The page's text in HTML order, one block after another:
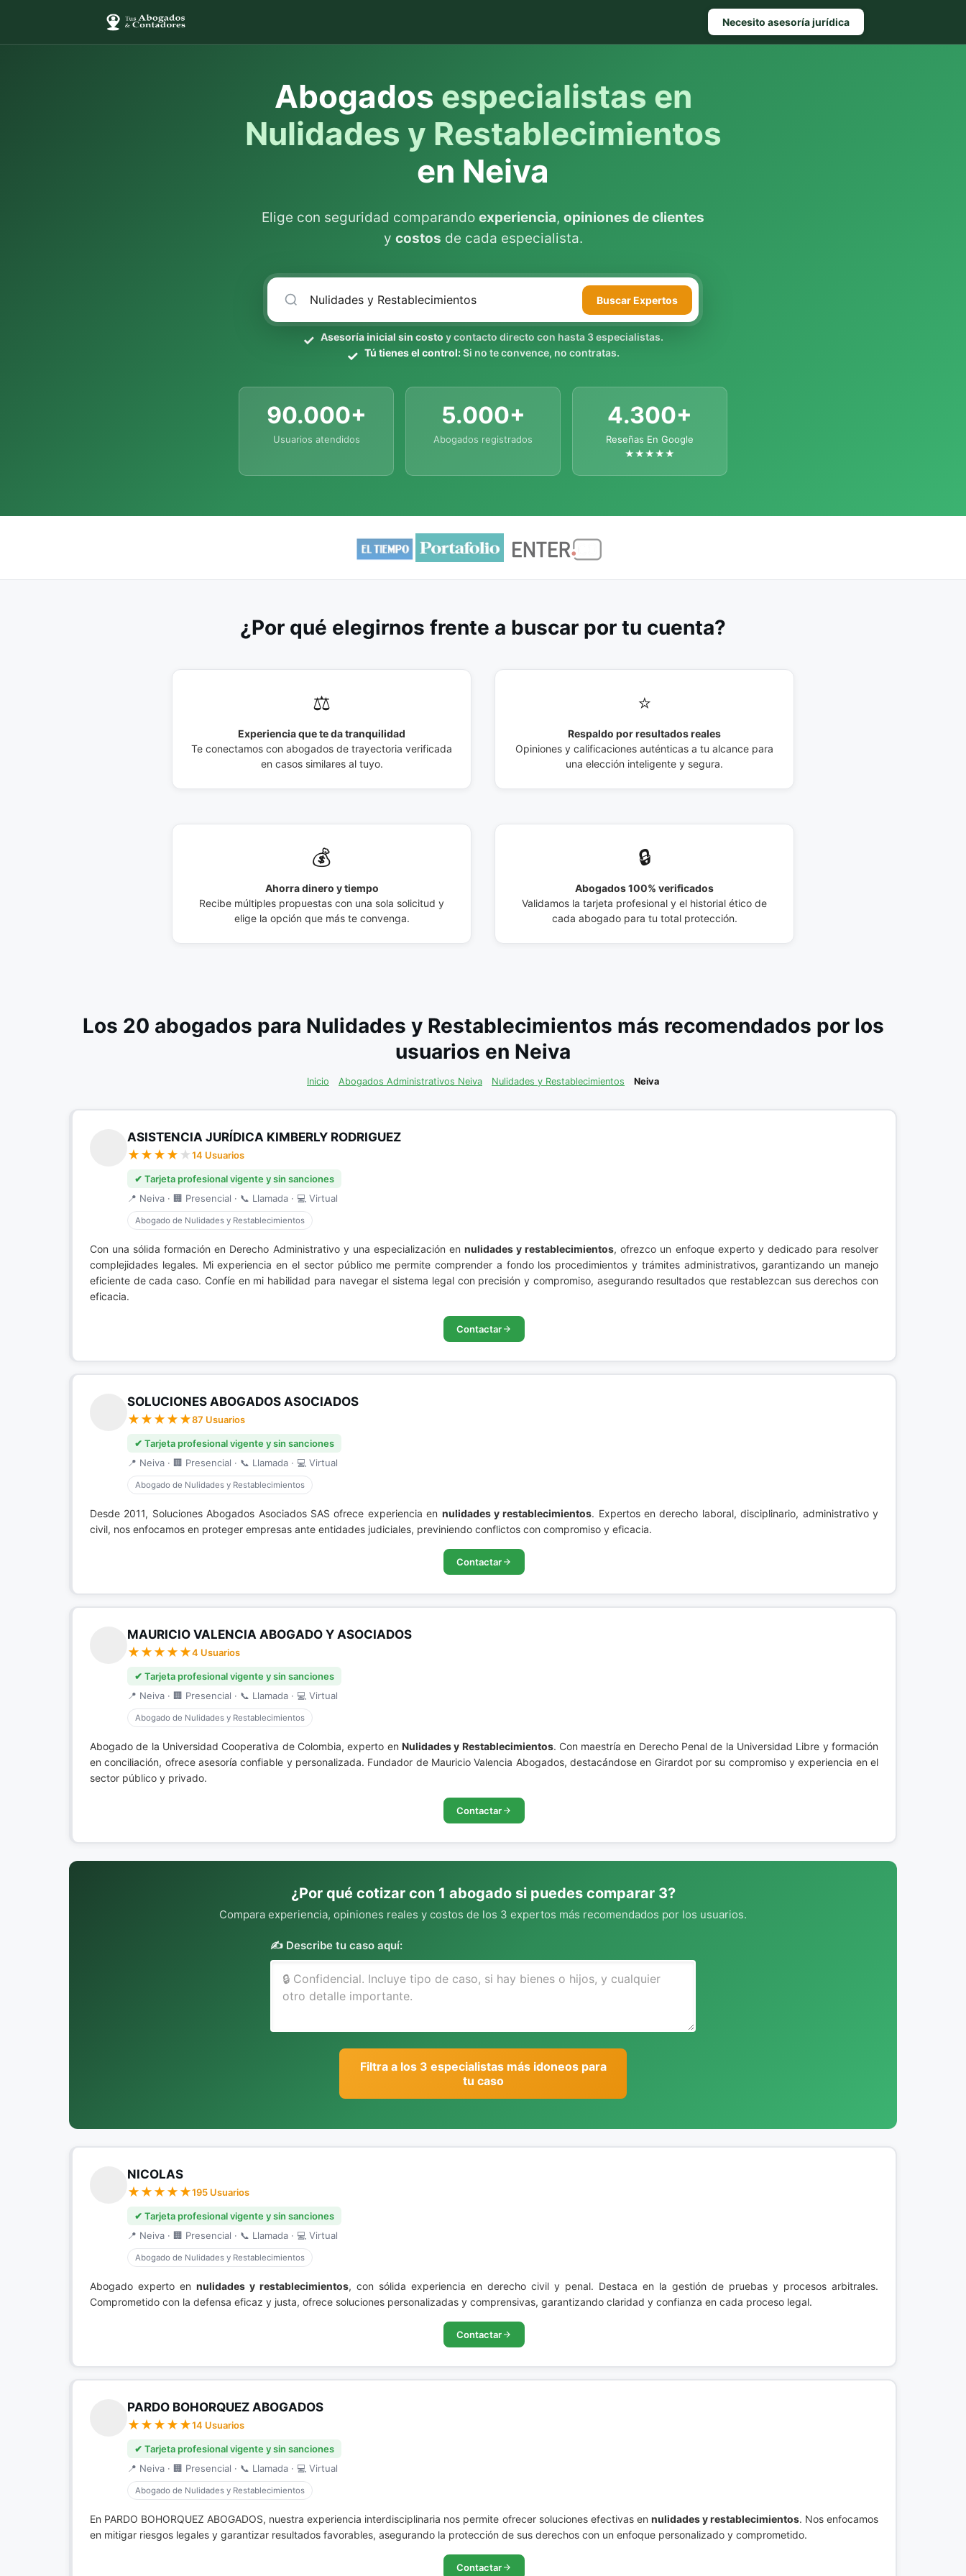
Necesito asesoría jurídica
Abogados especialistas en
Nulidades y Restablecimientos
en Neiva
Elige con seguridad comparando experiencia, opiniones de clientes
y costos de cada especialista.
BuscarExpertos
Asesoría inicial sin costo y contacto directo con hasta 3 especialistas.
Tú tienes el control:Si no te convence, no contratas.
90.000+
Usuarios atendidos
5.000+
Abogados registrados
4.300+
Reseñas En Google
★★★★★
¿Por qué elegirnos frente a buscar por tu cuenta?
⚖️
Experiencia que te da tranquilidad
Te conectamos con abogados de trayectoria verificada
en casos similares al tuyo.
⭐
Respaldo por resultados reales
Opiniones y calificaciones auténticas a tu alcance para
una elección inteligente y segura.
💰
Ahorra dinero y tiempo
Recibe múltiples propuestas con una sola solicitud y
elige la opción que más te convenga.
🔒
Abogados 100% verificados
Validamos la tarjeta profesional y el historial ético de
cada abogado para tu total protección.
Los 20 abogados para Nulidades y Restablecimientos más recomendados por los
usuarios en Neiva
Inicio Abogados Administrativos Neiva Nulidades y Restablecimientos Neiva
ASISTENCIA JURÍDICA KIMBERLY RODRIGUEZ
14 Usuarios
✔ Tarjeta profesional vigente y sin sanciones
📍 Neiva · 🏢 Presencial · 📞 Llamada · 💻 Virtual
Abogado de Nulidades y Restablecimientos
Con una sólida formación en Derecho Administrativo y una especialización ennulidades y restablecimientos, ofrezco un enfoque experto y dedicado para resolver
complejidades legales. Mi experiencia en el sector público me permite comprender a fondo los procedimientos y trámites administrativos, garantizando un manejo
eficiente de cada caso. Confíe en mi habilidad para navegar el sistema legal con precisión y compromiso, asegurando resultados que restablezcan sus derechos con
eficacia.
Contactar
SOLUCIONES ABOGADOS ASOCIADOS
87 Usuarios
✔ Tarjeta profesional vigente y sin sanciones
📍 Neiva · 🏢 Presencial · 📞 Llamada · 💻 Virtual
Abogado de Nulidades y Restablecimientos
Desde 2011, Soluciones Abogados Asociados SAS ofrece experiencia en nulidades y restablecimientos. Expertos en derecho laboral, disciplinario, administrativo y
civil, nos enfocamos en proteger empresas ante entidades judiciales, previniendo conflictos con compromiso y eficacia.
Contactar
MAURICIO VALENCIA ABOGADO Y ASOCIADOS
4 Usuarios
✔ Tarjeta profesional vigente y sin sanciones
📍 Neiva · 🏢 Presencial · 📞 Llamada · 💻 Virtual
Abogado de Nulidades y Restablecimientos
Abogado de la Universidad Cooperativa de Colombia, experto en Nulidades y Restablecimientos. Con maestría en Derecho Penal de la Universidad Libre y formación
en conciliación, ofrece asesoría confiable y personalizada. Fundador de Mauricio Valencia Abogados, destacándose en Girardot por su compromiso y experiencia en el
sector público y privado.
Contactar
¿Por qué cotizar con 1 abogado si puedes comparar 3?
Compara experiencia, opiniones reales y costos de los 3 expertos más recomendados por los usuarios.
✍️ Describe tu caso aquí:
Filtra a los 3 especialistas más idoneos para
tu caso
NICOLAS
195 Usuarios
✔ Tarjeta profesional vigente y sin sanciones
📍 Neiva · 🏢 Presencial · 📞 Llamada · 💻 Virtual
Abogado de Nulidades y Restablecimientos
Abogado experto en nulidades y restablecimientos, con sólida experiencia en derecho civil y penal. Destaca en la gestión de pruebas y procesos arbitrales.
Comprometido con la defensa eficaz y justa, ofrece soluciones personalizadas y comprensivas, garantizando claridad y confianza en cada proceso legal.
Contactar
PARDO BOHORQUEZ ABOGADOS
14 Usuarios
✔ Tarjeta profesional vigente y sin sanciones
📍 Neiva · 🏢 Presencial · 📞 Llamada · 💻 Virtual
Abogado de Nulidades y Restablecimientos
En PARDO BOHORQUEZ ABOGADOS, nuestra experiencia interdisciplinaria nos permite ofrecer soluciones efectivas en nulidades y restablecimientos. Nos enfocamos
en mitigar riesgos legales y garantizar resultados favorables, asegurando la protección de sus derechos con un enfoque personalizado y comprometido.
Contactar